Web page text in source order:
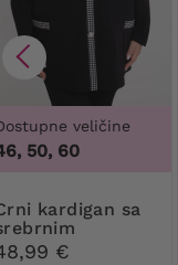
veličine
50, 60
sa
uzorkom
€
46,